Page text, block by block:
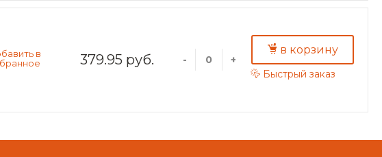
379.95 руб. - +
в корзину
Быстрый заказ